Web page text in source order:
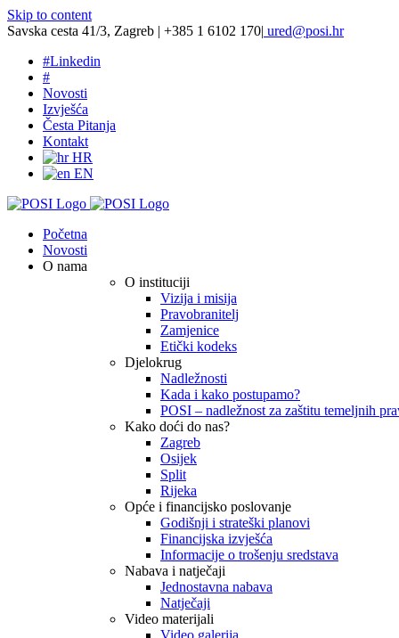
Skip to content
Savska cesta 41/3, Zagreb | +385 1 6102 170| ured@posi.hr
#Linkedin
#
Novosti
Izvješća
Česta Pitanja
Kontakt
HR
EN
Početna
Novosti
O nama
O instituciji
Vizija i misija
Pravobranitelj
Zamjenice
Etički kodeks
Djelokrug
Nadležnosti
Kada i kako postupamo?
POSI – nadležnost za zaštitu temeljnih
Kako doći do nas?
Zagreb
Osijek
Split
Rijeka
Opće i financijsko poslovanje
Godišnji i strateški planovi
Financijska izvješća
Informacije o trošenju sredstava
Nabava i natječaji
Jednostavna nabava
Natječaji
Video materijali
Video galerija